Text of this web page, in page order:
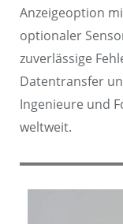
Anzeigeoption
optionaler
zuverlässige
Datentransfer
Ingenieure und
weltweit.